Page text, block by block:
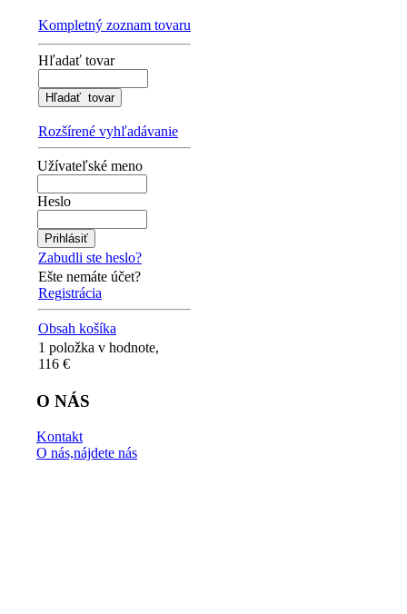
Kompletný zoznam tovaru
Hľadať tovar
Rozšírené vyhľadávanie
Užívateľské meno
Heslo
Zabudli ste heslo?
Ešte nemáte účet?
Registrácia
Obsah košíka
1 položka v hodnote,
116 €
O NÁS
Kontakt
O nás,nájdete nás